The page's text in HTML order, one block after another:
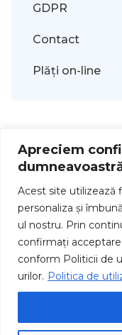
Apreciem
Acest site utilizează
personaliza și
ul nostru. Prin
confirmați
conform Politicii de
urilor. Politica de
GDPR
Contact
Plăți on-line